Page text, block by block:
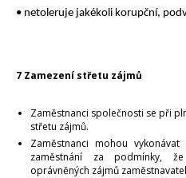
• netoleruje jakékoli korupční,
7 Zamezení střetu zájmů
Zaměstnanci společnosti se při
střetu zájmů.
Zaměstnanci mohou
zaměstnání za podmínky,
oprávněných zájmů